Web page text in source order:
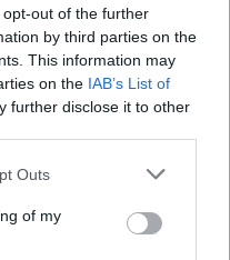
out of the further
by third parties on the
This information may
on the IAB’s List of
further disclose it to other
Outs
of my
αλλά
ΤΕΛΕΙΩΣΕ! Δεν
δεν έχει άλλο, τε-
να ασχοληθείτε;